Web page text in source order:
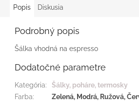
Popis Diskusia
Podrobný popis
Šálka vhodná na espresso
Dodatočné parametre
Kategória:
Šálky, poháre, termosky
Farba: Zelená, Modrá, Ružová,